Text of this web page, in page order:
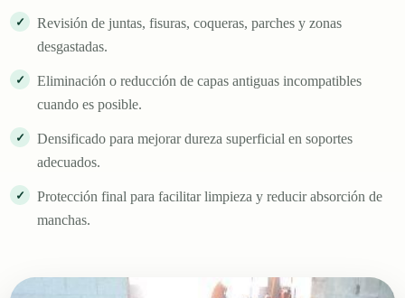
Revisión de juntas, fisuras, coqueras, parches y zonas
desgastadas.
Eliminación o reducción de capas antiguas incompatibles
cuando es posible.
Densificado para mejorar dureza superficial en soportes
adecuados.
Protección final para facilitar limpieza y reducir absorción de
manchas.